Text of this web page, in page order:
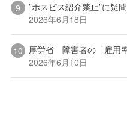
”ホスピス紹介禁止”に疑
2026年6月18日
厚労省 障害者の「雇用
2026年6月10日